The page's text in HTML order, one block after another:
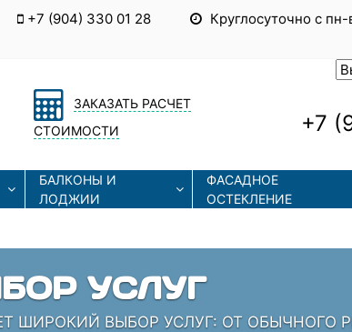
+7 (904) 330 01 28
Круглосуточно с
ЗАКАЗАТЬ РАСЧЕТ
СТОИМОСТИ
+7
БАЛКОНЫ И
ЛОДЖИИ
ФАСАДНОЕ
ОСТЕКЛЕНИЕ
ТЕХНОЛОГИИ
ТЕХНОЛОГИИ МОНТАЖА И